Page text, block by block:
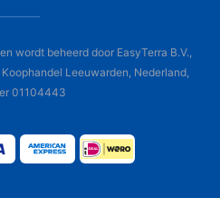
wordt beheerd door EasyTerra B.V.,
Leeuwarden, Nederland,
01104443